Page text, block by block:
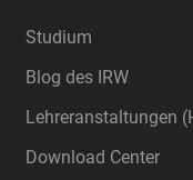
Studium
Blog des IRW
Lehreranstaltungen
Download Center